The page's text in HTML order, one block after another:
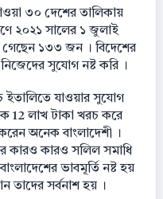
৩০ দেশের তালিকায়
২০২১ সালের ১ জুলাই
গেছেন ১৩৩ জন । বিদেশের
সুযোগ নষ্ট করি ।
ইতালিতে যাওয়ার সুযোগ
12 লাখ টাকা খরচ করে
অনেক বাংলাদেশী ।
কারও সলিল সমাধি
ভাবমূর্তি নষ্ট হয়
তাদের সর্বনাশ হয় ।